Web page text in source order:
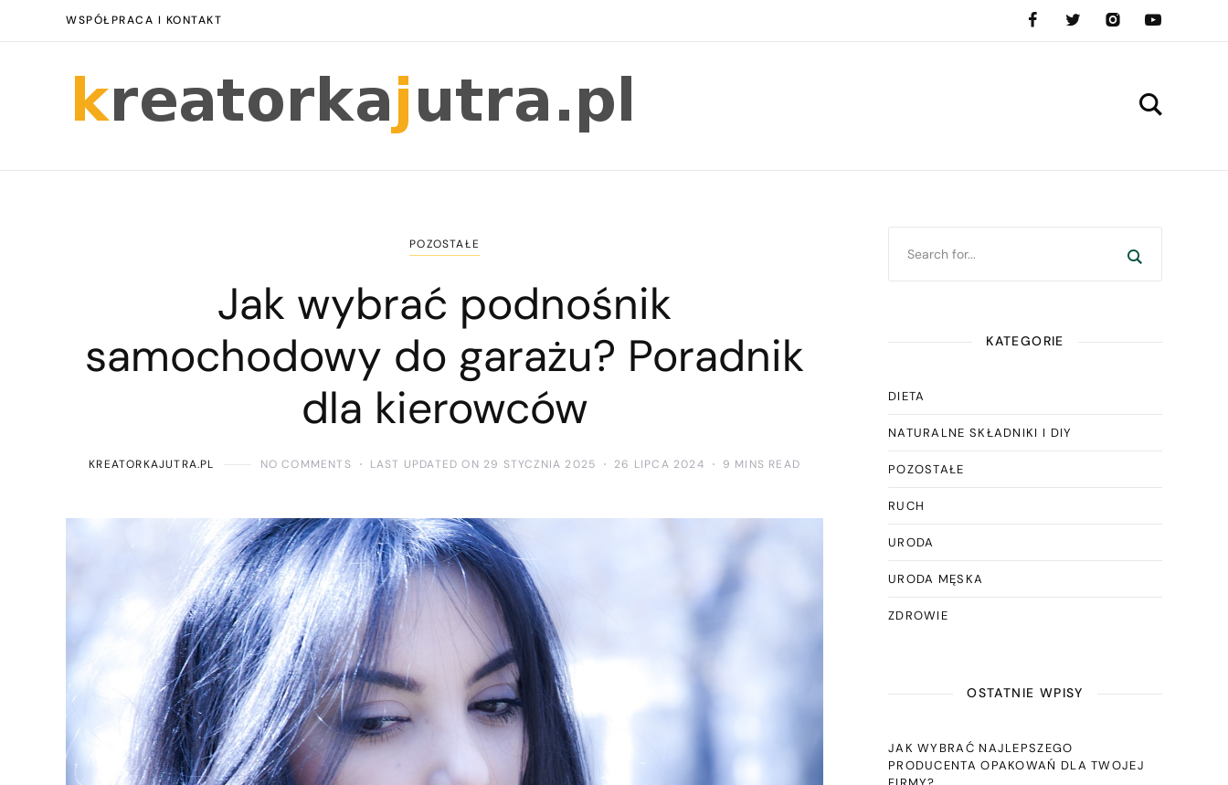
WSPÓŁPRACA I KONTAKT
POZOSTAŁE
Jak wybrać podnośnik
samochodowy do garażu? Poradnik
dla kierowców
KREATORKAJUTRA.PL NO COMMENTS LAST UPDATED ON 29 STYCZNIA 2025 26 LIPCA 2024 9 MINS READ
KATEGORIE
DIETA
NATURALNE SKŁADNIKI I DIY
POZOSTAŁE
RUCH
URODA
URODA MĘSKA
ZDROWIE
OSTATNIE WPISY
JAK WYBRAĆ NAJLEPSZEGO
PRODUCENTA OPAKOWAŃ DLA TWOJEJ